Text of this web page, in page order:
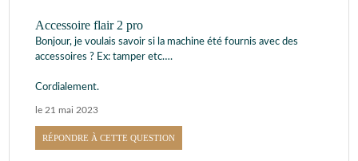
Accessoire flair 2 pro
Bonjour, je voulais savoir si la machine été fournis avec des
accessoires ? Ex: tamper etc….
Cordialement.
le 21 mai 2023
RÉPONDRE À CETTE QUESTION